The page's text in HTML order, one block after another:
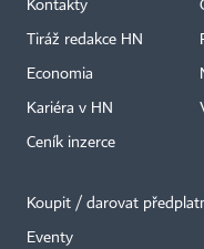
Kontakty
Tiráž redakce HN
Economia
Kariéra v HN
Ceník inzerce
Koupit / darovat
Eventy